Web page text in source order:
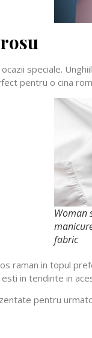
speciale.
pentru o cina
Woman
fabric
raman in topul
in tendinte in
pentru